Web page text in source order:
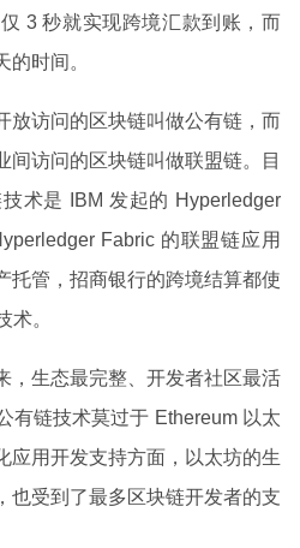
3 秒就实现跨境汇款到账，而
的时间。
放访问的区块链叫做公有链，而
间访问的区块链叫做联盟链。目
术是 IBM 发起的 Hyperledger
Fabric 的联盟链应用
托管，招商银行的跨境结算都使
术。
，生态最完整、开发者社区最活
有链技术莫过于 Ethereum 以太
应用开发支持方面，以太坊的生
也受到了最多区块链开发者的支